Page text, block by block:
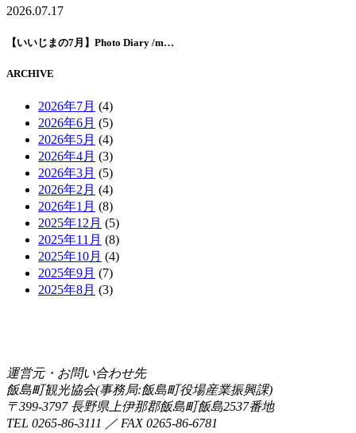
2026.07.17
【いいじまの7月】Photo Diary /m…
ARCHIVE
2026年7月 (4)
2026年6月 (5)
2026年5月 (4)
2026年4月 (3)
2026年3月 (5)
2026年2月 (4)
2026年1月 (8)
2025年12月 (5)
2025年11月 (8)
2025年10月 (4)
2025年9月 (7)
2025年8月 (3)
運営元・お問い合わせ先
飯島町観光協会(事務局:飯島町役場産業振興課)
〒399-3797 長野県上伊那郡飯島町飯島2537番地
TEL 0265-86-3111 ／ FAX 0265-86-6781